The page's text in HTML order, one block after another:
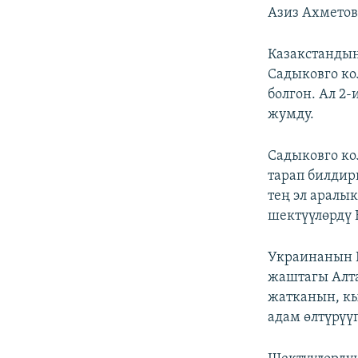
Азиз
Садыковго
болгон. Ал
жумду.
Садыковго
тарап
тең эл
шектүүлөрдү
Украинанын
жаштагы
жатканын,
адам